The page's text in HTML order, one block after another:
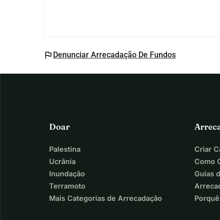
flag Denunciar Arrecadação De Fundos
Doar
Palestina
Ucrânia
Inundação
Terramoto
Mais Categorias de Arrecadação
Criar
Como
Guias